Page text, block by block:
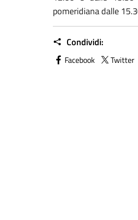
pomeridiana dalle
Condividi:
Facebook Twitter